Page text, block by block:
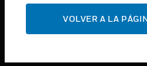
Cambiar vistaVOLVER A LA